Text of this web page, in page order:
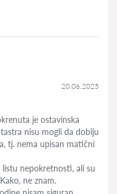
20.06.2025
je ostavinska
nisu mogli da dobiju
tj. nema upisan matični
listu nepokretnosti, ali su
ne znam.